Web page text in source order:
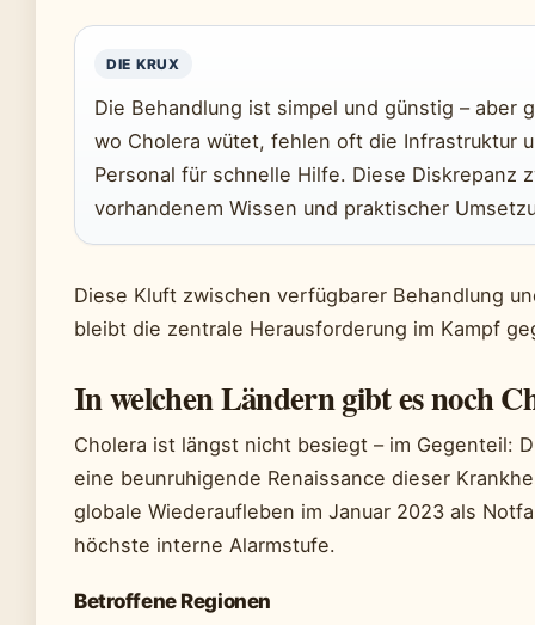
DIE KRUX
Die Behandlung ist simpel und günstig – aber
wo Cholera wütet, fehlen oft die Infrastruktur
Personal für schnelle Hilfe. Diese Diskrepanz
vorhandenem Wissen und praktischer
Diese Kluft zwischen verfügbarer Behandlung
bleibt die zentrale Herausforderung im Kampf
In welchen Ländern gibt es noch
Cholera ist längst nicht besiegt – im Gegenteil:
eine beunruhigende Renaissance dieser
globale Wiederaufleben im Januar 2023 als
höchste interne Alarmstufe.
Betroffene Regionen